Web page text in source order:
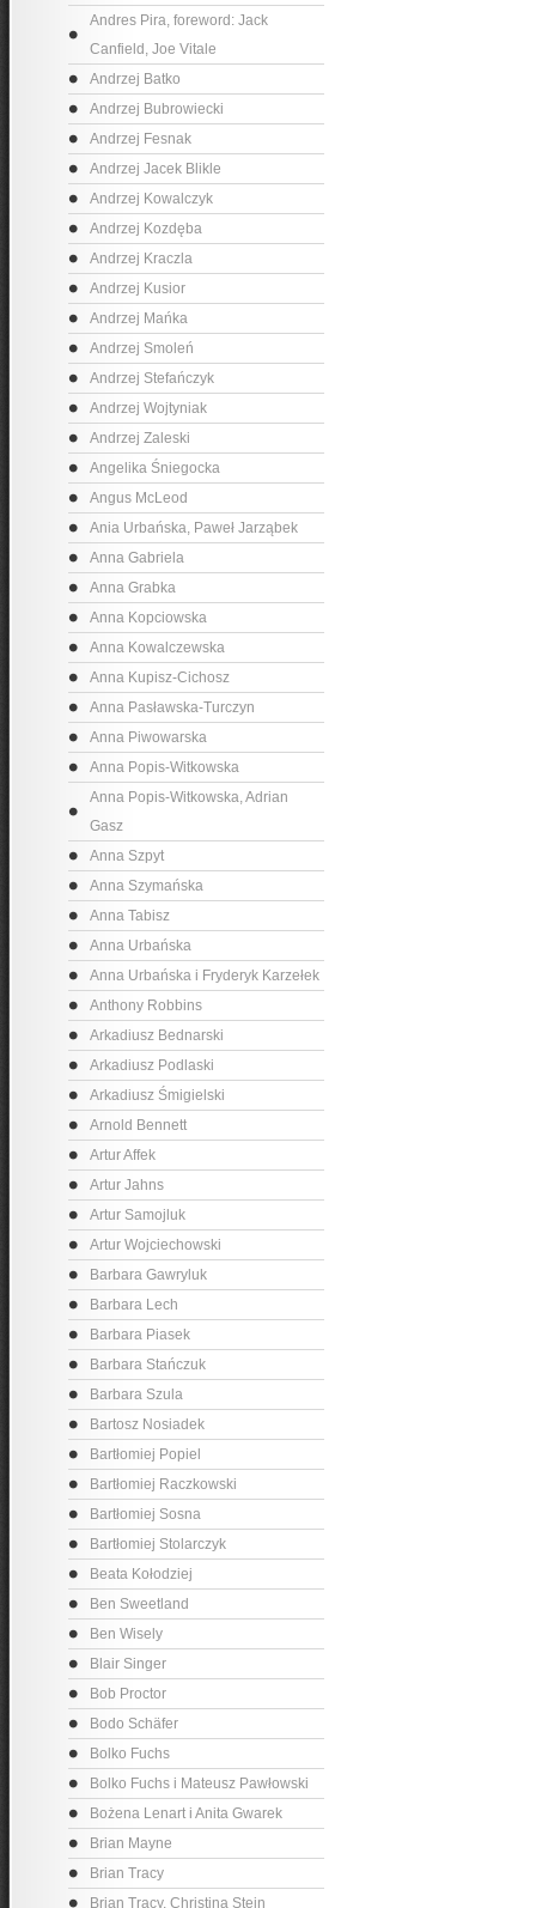
Andres Pira, foreword: Jack
Canfield, Joe Vitale
Andrzej Batko
Andrzej Bubrowiecki
Andrzej Fesnak
Andrzej Jacek Blikle
Andrzej Kowalczyk
Andrzej Kozdęba
Andrzej Kraczla
Andrzej Kusior
Andrzej Mańka
Andrzej Smoleń
Andrzej Stefańczyk
Andrzej Wojtyniak
Andrzej Zaleski
Angelika Śniegocka
Angus McLeod
Ania Urbańska, Paweł Jarząbek
Anna Gabriela
Anna Grabka
Anna Kopciowska
Anna Kowalczewska
Anna Kupisz-Cichosz
Anna Pasławska-Turczyn
Anna Piwowarska
Anna Popis-Witkowska
Anna Popis-Witkowska, Adrian
Gasz
Anna Szpyt
Anna Szymańska
Anna Tabisz
Anna Urbańska
Anna Urbańska i Fryderyk Karzełek
Anthony Robbins
Arkadiusz Bednarski
Arkadiusz Podlaski
Arkadiusz Śmigielski
Arnold Bennett
Artur Affek
Artur Jahns
Artur Samojluk
Artur Wojciechowski
Barbara Gawryluk
Barbara Lech
Barbara Piasek
Barbara Stańczuk
Barbara Szula
Bartosz Nosiadek
Bartłomiej Popiel
Bartłomiej Raczkowski
Bartłomiej Sosna
Bartłomiej Stolarczyk
Beata Kołodziej
Ben Sweetland
Ben Wisely
Blair Singer
Bob Proctor
Bodo Schäfer
Bolko Fuchs
Bolko Fuchs i Mateusz Pawłowski
Bożena Lenart i Anita Gwarek
Brian Mayne
Brian Tracy
Brian Tracy, Christina Stein